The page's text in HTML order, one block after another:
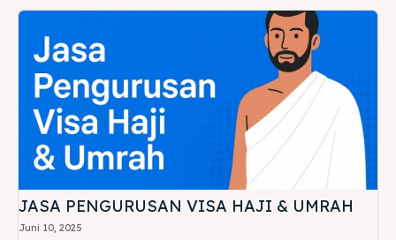
JASA PENGURUSAN VISA HAJI & UMRAH
Juni 10, 2025